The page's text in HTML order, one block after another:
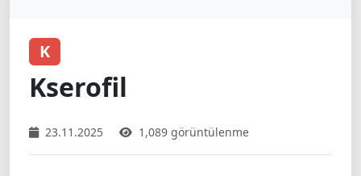
K
Kserofil
23.11.2025 1,089 görüntülenme